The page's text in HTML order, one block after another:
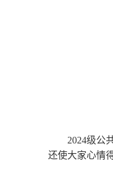
2024级公
还使大家心情